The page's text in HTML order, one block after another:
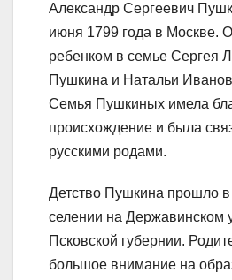
Александр Сергеевич
июня 1799 года в Москве.
ребенком в семье Сергея
Пушкина и Натальи
Семья Пушкиных имела
происхождение и была
русскими родами.
Детство Пушкина прошло
селении на Державинском
Псковской губернии.
большое внимание на